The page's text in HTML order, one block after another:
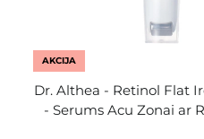
AKCIJA
Dr. Althea - Retinol Flat
- Serums Acu Zonai ar